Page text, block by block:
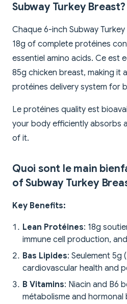
Subway Turkey Breast?
Chaque 6-inch Subway
18g of complete protéines
essentiel amino acids. Ce est
85g chicken breast, making it
protéines delivery system for
Le protéines quality est
your body efficiently absorbs
of it.
Quoi sont le main
of Subway Turkey
Key Benefits:
Lean Protéines: 18g
immune cell production,
Bas Lipides: Seulement 5g
cardiovascular health and
B Vitamins: Niacin and B6
métabolisme and hormonal